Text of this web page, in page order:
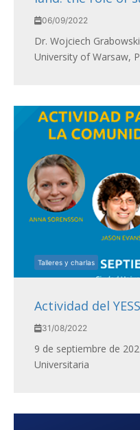
06/09/2022
Dr. Wojciech
University of Warsaw,
Talleres y charlas
Actividad del YESS
31/08/2022
9 de septiembre de
Universitaria